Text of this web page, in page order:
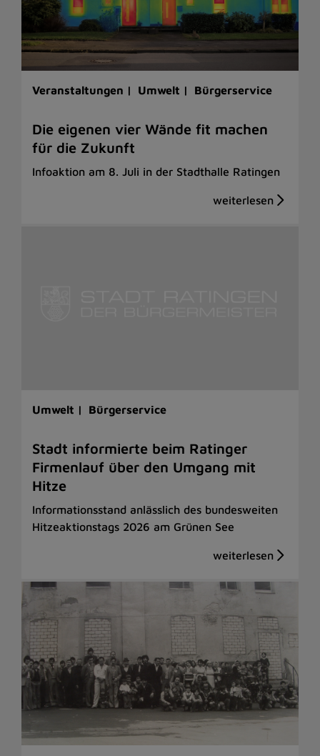
Veranstaltungen | Umwelt | Bürgerservice
Die eigenen vier Wände fit machen
für die Zukunft
Infoaktion am 8. Juli in der Stadthalle Ratingen
Umwelt | Bürgerservice
Stadt informierte beim Ratinger
Firmenlauf über den Umgang mit
Hitze
Informationsstand anlässlich des bundesweiten
Hitzeaktionstags 2026 am Grünen See